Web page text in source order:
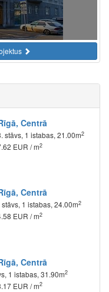
Centrā
stāvs, 1 istabas, 21.00m2
EUR / m2
Centrā
1 istabas, 24.00m2
EUR / m2
Centrā
1 istabas, 31.90m2
EUR / m2